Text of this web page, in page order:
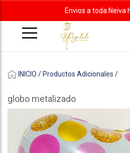
Envios a toda Neiva
INICIO / Productos Adicionales /
globo metalizado